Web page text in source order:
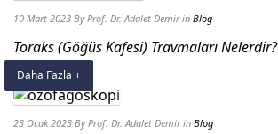
10 Mart 2023 By Prof. Dr. Adalet Demir in Blog
Toraks (Göğüs Kafesi) Travmaları Nelerdir?
Daha Fazla +
23 Ocak 2023 By Prof. Dr. Adalet Demir in Blog